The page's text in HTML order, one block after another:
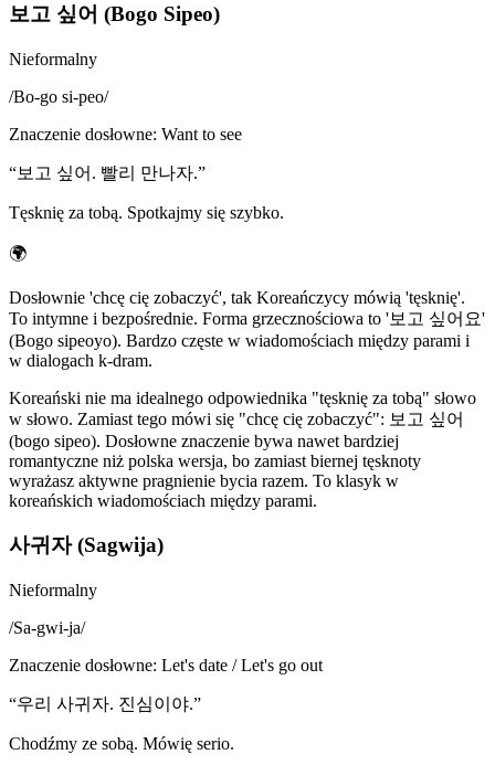
보고 싶어 (Bogo Sipeo)
Nieformalny
/Bo-go si-peo/
Znaczenie dosłowne: Want to see
“보고 싶어. 빨리 만나자.”
Tęsknię za tobą. Spotkajmy się szybko.
🌍
Dosłownie 'chcę cię zobaczyć', tak Koreańczycy mówią 'tęsknię'.
To intymne i bezpośrednie. Forma grzecznościowa to '보고 싶어요'
(Bogo sipeoyo). Bardzo częste w wiadomościach między parami i
w dialogach k-dram.
Koreański nie ma idealnego odpowiednika "tęsknię za tobą" słowo
w słowo. Zamiast tego mówi się "chcę cię zobaczyć": 보고 싶어
(bogo sipeo). Dosłowne znaczenie bywa nawet bardziej
romantyczne niż polska wersja, bo zamiast biernej tęsknoty
wyrażasz aktywne pragnienie bycia razem. To klasyk w
koreańskich wiadomościach między parami.
사귀자 (Sagwija)
Nieformalny
/Sa-gwi-ja/
Znaczenie dosłowne: Let's date / Let's go out
“우리 사귀자. 진심이야.”
Chodźmy ze sobą. Mówię serio.